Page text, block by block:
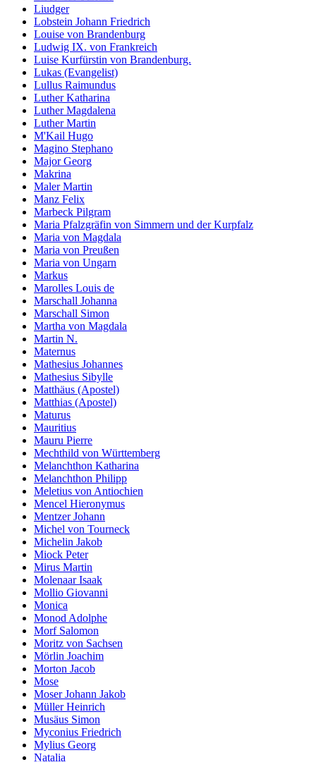
Liudger
Lobstein Johann Friedrich
Louise von Brandenburg
Ludwig IX. von Frankreich
Luise Kurfürstin von Brandenburg.
Lukas (Evangelist)
Lullus Raimundus
Luther Katharina
Luther Magdalena
Luther Martin
M'Kail Hugo
Magino Stephano
Major Georg
Makrina
Maler Martin
Manz Felix
Marbeck Pilgram
Maria Pfalzgräfin von Simmern und der Kurpfalz
Maria von Magdala
Maria von Preußen
Maria von Ungarn
Markus
Marolles Louis de
Marschall Johanna
Marschall Simon
Martha von Magdala
Martin N.
Maternus
Mathesius Johannes
Mathesius Sibylle
Matthäus (Apostel)
Matthias (Apostel)
Maturus
Mauritius
Mauru Pierre
Mechthild von Württemberg
Melanchthon Katharina
Melanchthon Philipp
Meletius von Antiochien
Mencel Hieronymus
Mentzer Johann
Michel von Tourneck
Michelin Jakob
Miock Peter
Mirus Martin
Molenaar Isaak
Mollio Giovanni
Monica
Monod Adolphe
Morf Salomon
Moritz von Sachsen
Mörlin Joachim
Morton Jacob
Mose
Moser Johann Jakob
Müller Heinrich
Musäus Simon
Myconius Friedrich
Mylius Georg
Natalia